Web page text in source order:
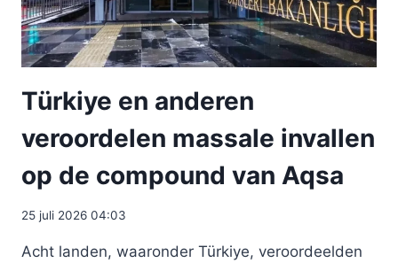
Türkiye en anderen
veroordelen massale invallen
op de compound van Aqsa
25 juli 2026 04:03
Acht landen, waaronder Türkiye, veroordeelden